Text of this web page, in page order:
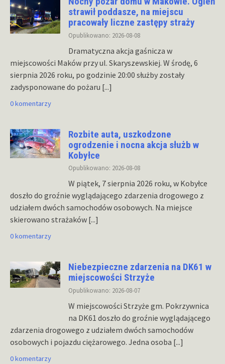
strawił poddasze, na miejscu
pracowały liczne zastępy straży
Opublikowano: 2026-08-08
Dramatyczna akcja gaśnicza w
miejscowości Maków przy ul. Skaryszewskiej. W środę, 6
sierpnia 2026 roku, po godzinie 20:00 służby zostały
zadysponowane do pożaru [...]
0 komentarzy
Rozbite auta, uszkodzone
ogrodzenie i nocna akcja służb w
Kobyłce
Opublikowano: 2026-08-08
W piątek, 7 sierpnia 2026 roku, w Kobyłce
doszło do groźnie wyglądającego zdarzenia drogowego z
udziałem dwóch samochodów osobowych. Na miejsce
skierowano strażaków [...]
0 komentarzy
Niebezpieczne zdarzenia na DK61 w
miejscowości Strzyże
Opublikowano: 2026-08-07
W miejscowości Strzyże gm. Pokrzywnica
na DK61 doszło do groźnie wyglądającego
zdarzenia drogowego z udziałem dwóch samochodów
osobowych i pojazdu ciężarowego. Jedna osoba [...]
0 komentarzy